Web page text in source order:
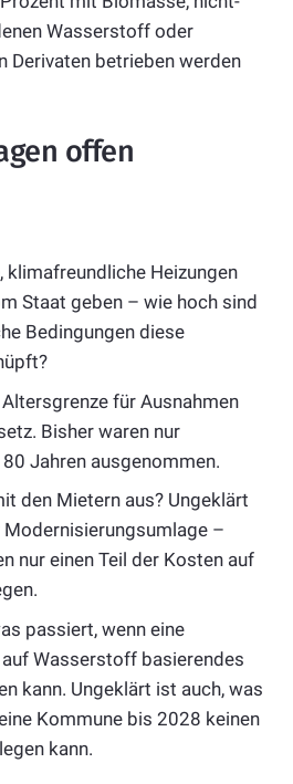
Wasserstoff oder
Derivaten betrieben werden
offen
klimafreundliche Heizungen
Staat geben – wie hoch sind
Bedingungen diese
für Ausnahmen
Bisher waren nur
Jahren ausgenommen.
den Mietern aus? Ungeklärt
Modernisierungsumlage –
nur einen Teil der Kosten auf
passiert, wenn eine
Wasserstoff basierendes
kann. Ungeklärt ist auch, was
Kommune bis 2028 keinen
kann.